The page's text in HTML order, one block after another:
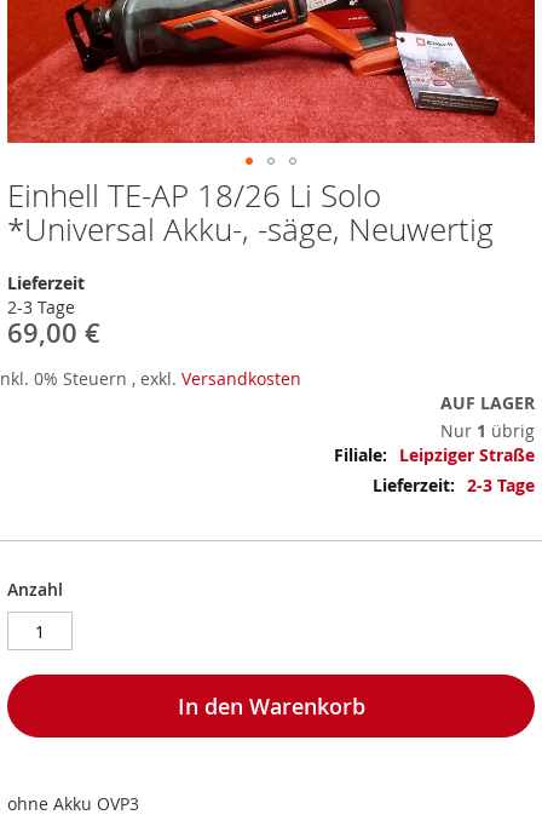
Einhell TE-AP 18/26 Li Solo
*Universal Akku-, -säge, Neuwertig
Lieferzeit
2-3 Tage
69,00 €
0% Steuern , exkl. Versandkosten
AUF LAGER
Nur 1 übrig
Mehr
Informationen
Leipziger Straße
2-3 Tage
Anzahl
In den Warenkorb
ohne Akku OVP3
Zum
Anfang
der
springen